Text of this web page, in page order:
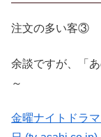
注文の多い客③
余談ですが、「
～
金曜ナイトドラ